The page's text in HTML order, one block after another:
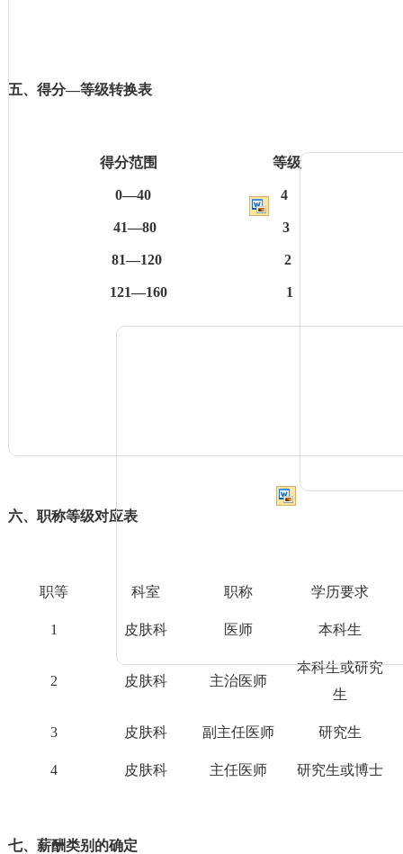
五、得分—等级转换表
得分范围 等级
0—40 4
41—80 3
81—120 2
121—160 1
六、职称等级对应表
职等 科室 职称 学历要求
1 皮肤科 医师 本科生
2 皮肤科 主治医师
本科生或研究
生
3 皮肤科 副主任医师 研究生
4 皮肤科 主任医师 研究生或博士
七、薪酬类别的确定